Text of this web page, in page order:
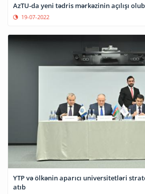
AzTU-da yeni tədris mərkəzinin açılışı olub
19-07-2022
YTP və ölkənin aparıcı universitetləri
atıb